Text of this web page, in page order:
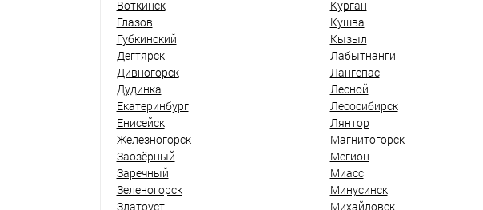
Воткинск
Глазов
Губкинский
Дегтярск
Дивногорск
Дудинка
Екатеринбург
Енисейск
Железногорск
Заозёрный
Заречный
Зеленогорск
Златоуст
Курган
Кушва
Кызыл
Лабытнанги
Лангепас
Лесной
Лесосибирск
Лянтор
Магнитогорск
Мегион
Миасс
Минусинск
Михайловск